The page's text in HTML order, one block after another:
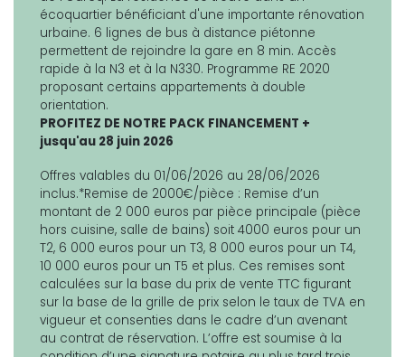
écoquartier bénéficiant d'une importante rénovation
urbaine. 6 lignes de bus à distance piétonne
permettent de rejoindre la gare en 8 min. Accès
rapide à la N3 et à la N330. Programme RE 2020
proposant certains appartements à double
orientation.
PROFITEZ DE NOTRE PACK FINANCEMENT +
jusqu'au 28 juin 2026
Offres valables du 01/06/2026 au 28/06/2026
inclus.*Remise de 2000€/pièce : Remise d’un
montant de 2 000 euros par pièce principale (pièce
hors cuisine, salle de bains) soit 4000 euros pour un
T2, 6 000 euros pour un T3, 8 000 euros pour un T4,
10 000 euros pour un T5 et plus. Ces remises sont
calculées sur la base du prix de vente TTC figurant
sur la base de la grille de prix selon le taux de TVA en
vigueur et consenties dans le cadre d’un avenant
au contrat de réservation. L’offre est soumise à la